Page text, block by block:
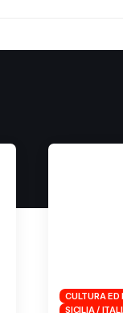
CULTURA ED
SICILIA /